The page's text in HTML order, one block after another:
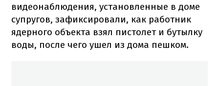
видеонаблюдения, установленные в доме
супругов, зафиксировали, как работник
ядерного объекта взял пистолет и бутылку
воды, после чего ушел из дома пешком.